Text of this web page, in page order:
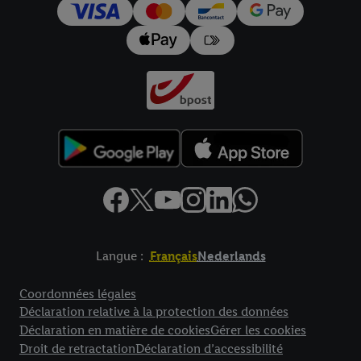
Langue : FrançaisNederlands
Coordonnées légales
Déclaration relative à la protection des données
Déclaration en matière de cookiesGérer les cookies
Droit de retractationDéclaration d’accessibilité